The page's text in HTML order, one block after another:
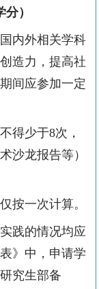
分）
内外相关学科
造力，提高社
间应参加一定
少于8次，
沙龙报告等）
一次计算。
践的情况均应
》中，申请学
究生部备